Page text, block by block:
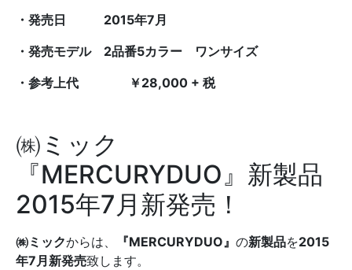
・発売日 2015年7月
・発売モデル 2品番5カラー ワンサイズ
・参考上代 ￥28,000 + 税
㈱ミック
『MERCURYDUO』新製品
2015年7月新発売！
㈱ミックからは、 『MERCURYDUO』 の新製品を2015
年7月新発売致します。